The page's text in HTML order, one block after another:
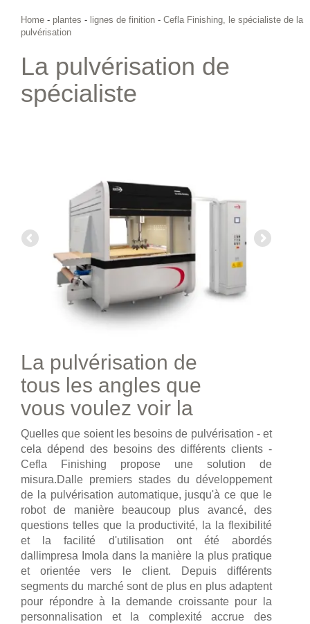
Home - plantes - lignes de finition - Cefla Finishing, le spécialiste de la
pulvérisation
La pulvérisation de
spécialiste
La pulvérisation de
tous les angles que
vous voulez voir la
Quelles que soient les besoins de pulvérisation - et
cela dépend des besoins des différents clients -
Cefla Finishing propose une solution de
misura.Dalle premiers stades du développement
de la pulvérisation automatique, jusqu'à ce que le
robot de manière beaucoup plus avancé, des
questions telles que la productivité, la la flexibilité
et la facilité d'utilisation ont été abordés
dallimpresa Imola dans la manière la plus pratique
et orientée vers le client. Depuis différents
segments du marché sont de plus en plus adaptent
pour répondre à la demande croissante pour la
personnalisation et la complexité accrue des